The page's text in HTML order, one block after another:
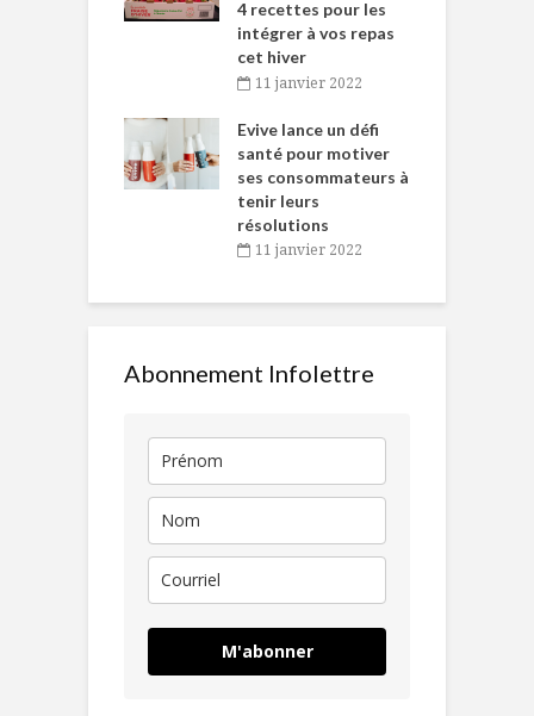
4 recettes pour les
intégrer à vos repas
cet hiver
11 janvier 2022
Evive lance un défi
santé pour motiver
ses consommateurs à
tenir leurs
résolutions
11 janvier 2022
Abonnement Infolettre
M'abonner